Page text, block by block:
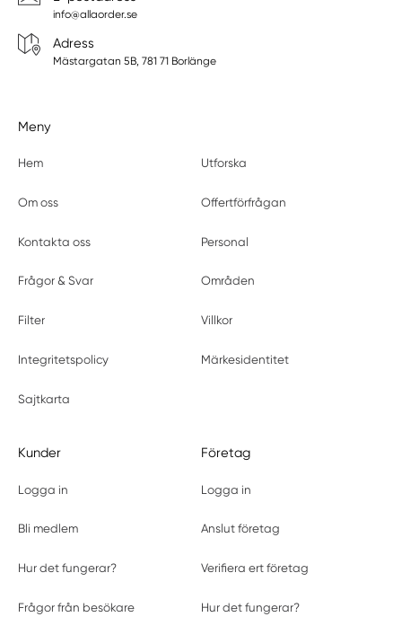
info@allaorder.se
Adress
Mästargatan 5B, 781 71 Borlänge
Meny
Hem Utforska
Om oss Offertförfrågan
Kontakta oss Personal
Frågor & Svar Områden
Filter Villkor
Integritetspolicy Märkesidentitet
Sajtkarta
Kunder
Logga in
Bli medlem
Hur det fungerar?
Frågor från besökare
Företag
Logga in
Anslut företag
Verifiera ert företag
Hur det fungerar?